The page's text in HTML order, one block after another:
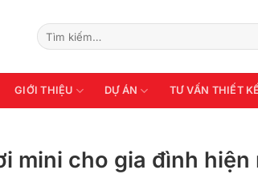
Tìm
kiếm:
GIỚI THIỆU DỰ ÁN TƯ VẤN THIẾT KẾ
mini cho gia đình hiện